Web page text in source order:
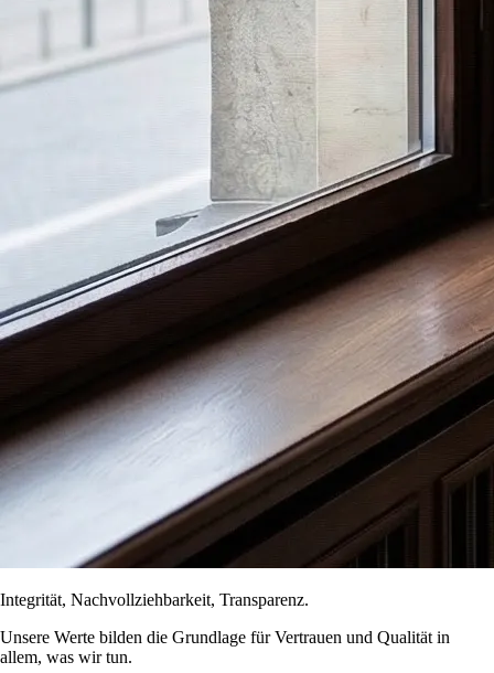
Integrität, Nachvollziehbarkeit, Transparenz.
Unsere Werte bilden die Grundlage für Vertrauen und Qualität in
allem, was wir tun.